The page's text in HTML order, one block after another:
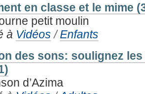
en classe et le mime
petit moulin
à Vidéos /Enfants
des sons: soulignez
d’Azima